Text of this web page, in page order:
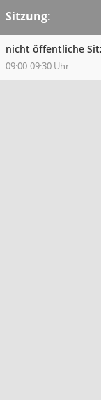
Sitzung:
nicht öffentliche
09:00-09:30 Uhr